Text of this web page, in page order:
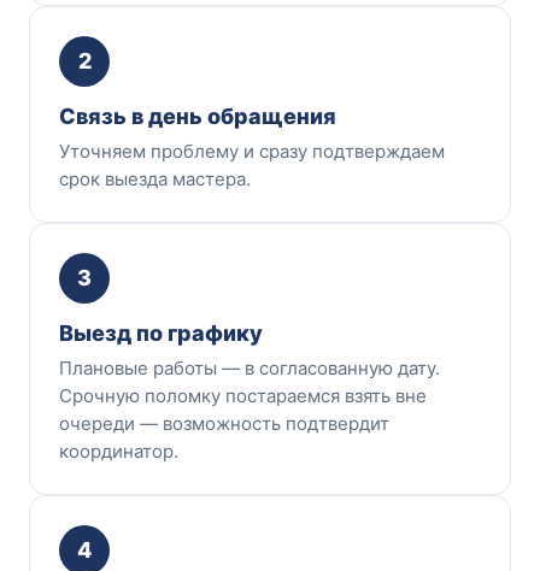
2
Связь в день обращения
Уточняем проблему и сразу подтверждаем
срок выезда мастера.
3
Выезд по графику
Плановые работы — в согласованную дату.
Срочную поломку постараемся взять вне
очереди — возможность подтвердит
координатор.
4